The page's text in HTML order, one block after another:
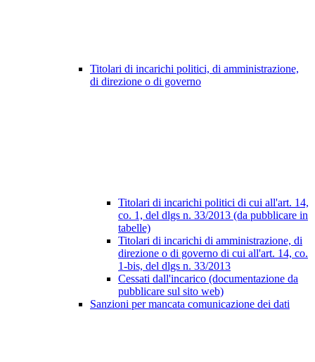
Titolari di incarichi politici, di amministrazione,
di direzione o di governo
Titolari di incarichi politici di cui all'art. 14,
co. 1, del dlgs n. 33/2013 (da pubblicare in
tabelle)
Titolari di incarichi di amministrazione, di
direzione o di governo di cui all'art. 14, co.
1-bis, del dlgs n. 33/2013
Cessati dall'incarico (documentazione da
pubblicare sul sito web)
Sanzioni per mancata comunicazione dei dati